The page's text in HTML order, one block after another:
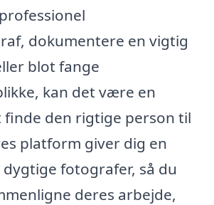
dokumentere en vigtig
blot fange
kan det være en
den rigtige person til
platform giver dig en
fotografer, så du
deres arbejde,